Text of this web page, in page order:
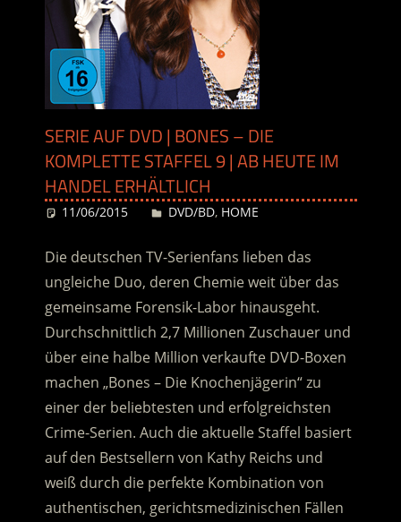
SERIE AUF DVD | BONES – DIE
KOMPLETTE STAFFEL 9 | AB HEUTE IM
HANDEL ERHÄLTLICH
11/06/2015 Desiree
DVD/BD, HOME
Die deutschen TV-Serienfans lieben das
ungleiche Duo, deren Chemie weit über das
gemeinsame Forensik-Labor hinausgeht.
Durchschnittlich 2,7 Millionen Zuschauer und
über eine halbe Million verkaufte DVD-Boxen
machen „Bones – Die Knochenjägerin“ zu
einer der beliebtesten und erfolgreichsten
Crime-Serien. Auch die aktuelle Staffel basiert
auf den Bestsellern von Kathy Reichs und
weiß durch die perfekte Kombination von
authentischen, gerichtsmedizinischen Fällen